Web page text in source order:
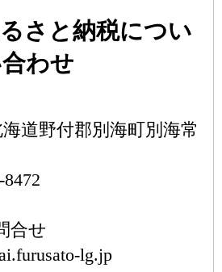
さと納税につい
わせ
道野付郡別海町別海常
合せ
lg.jp